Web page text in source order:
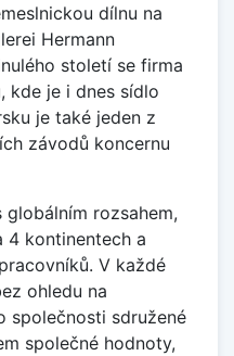
dílnu na
Hermann
století se firma
kde je i dnes sídlo
je také jeden z
závodů koncernu
globálním rozsahem,
4 kontinentech a
V každé
ohledu na
společnosti sdružené
společné hodnoty,